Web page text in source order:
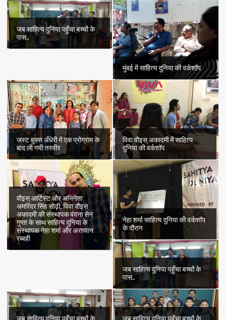
जब साहित्य दुनिया पहुँचा बच्चों के
पास..
मुंबई में साहित्य दुनिया की वर्कशॉप
जस्ट बुक्स अँधेरी में एक प्रोग्राम के
बाद ली गयी तस्वीर
विवा वौइस् अकादमी में साहित्य
दुनिया की वर्कशॉप
वौइस् आर्टिस्ट और अभिनेता
अमरिंदर सिंह सोढ़ी, विवा वौइस्
अकादमी की संस्थापक वंदना सेन
गुप्ता के साथ साहित्य दुनिया के
संस्थापक नेहा शर्मा और अरग़वान
रब्बही
नेहा शर्मा साहित्य दुनिया की वर्कशॉप
के दौरान
जब साहित्य दुनिया पहुँचा बच्चों के
पास..